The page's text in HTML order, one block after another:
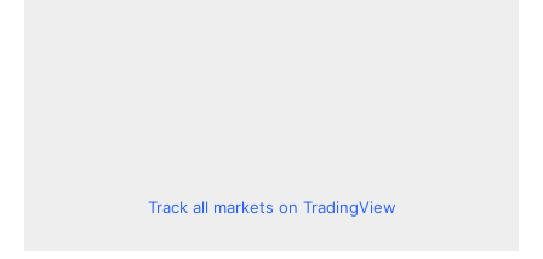
Track all markets on TradingView